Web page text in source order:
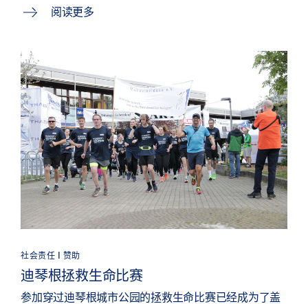
阅读更多
社会责任 | 赞助
迪琴根拯救生命比赛
参加穿过迪琴根城市公园的拯救生命比赛已经成为了盖